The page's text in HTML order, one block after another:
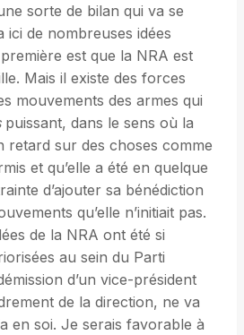
sorte de bilan qui va se
ici de nombreuses idées
est que la NRA est
Mais il existe des forces
mouvements des armes qui
puissant, dans le sens où la
retard sur des choses comme
et qu’elle a été en quelque
d’ajouter sa bénédiction
qu’elle n’initiait pas.
de la NRA ont été si
au sein du Parti
d’un vice-président
de la direction, ne va
en soi. Je serais favorable à